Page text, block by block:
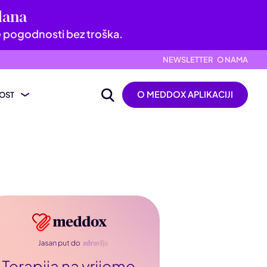
pogodnosti bez troška.
NEWSLETTER O NAMA
O MEDDOX APLIKACIJI